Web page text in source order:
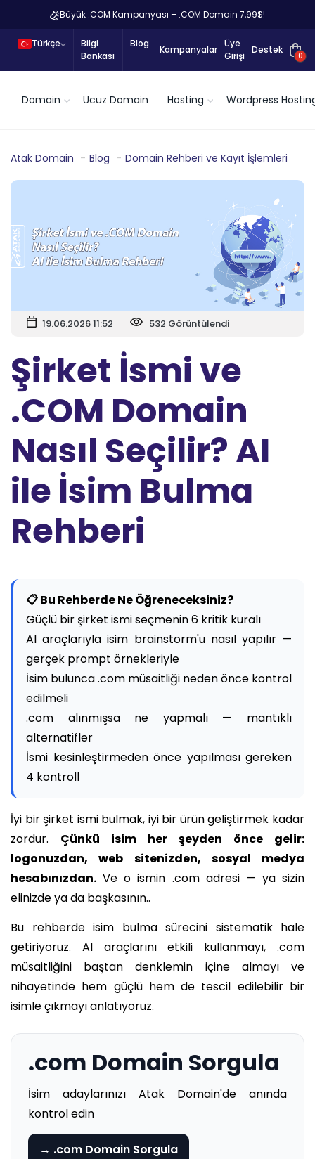
Büyük .COM Kampanyası – .COM Domain 7,99$!
Türkçe
Bilgi
Bankası
Blog
Kampanyalar
Üye
Girişi
Destek
0
Domain Ucuz Domain Hosting Wordpress
Atak Domain Blog Domain Rehberi ve Kayıt İşlemleri
19.06.2026 11:52 532 Görüntülendi
Şirket İsmi ve
.COM Domain
Nasıl Seçilir? AI
ile İsim Bulma
Rehberi
📋 Bu Rehberde Ne Öğreneceksiniz?
Güçlü bir şirket ismi seçmenin 6 kritik kuralı
AI araçlarıyla isim brainstorm'u nasıl yapılır —
gerçek prompt örnekleriyle
İsim bulunca .com müsaitliği neden önce kontrol
edilmeli
.com alınmışsa ne yapmalı — mantıklı
alternatifler
İsmi kesinleştirmeden önce yapılması gereken
4 kontroll
İyi bir şirket ismi bulmak, iyi bir ürün geliştirmek kadar
zordur. Çünkü isim her şeyden önce gelir:
logonuzdan, web sitenizden, sosyal medya
hesabınızdan. Ve o ismin .com adresi — ya sizin
elinizde ya da başkasının..
Bu rehberde isim bulma sürecini sistematik hale
getiriyoruz. AI araçlarını etkili kullanmayı, .com
müsaitliğini baştan denklemin içine almayı ve
nihayetinde hem güçlü hem de tescil edilebilir bir
isimle çıkmayı anlatıyoruz.
.com Domain Sorgula
İsim adaylarınızı Atak Domain'de anında
kontrol edin
→ .com Domain Sorgula